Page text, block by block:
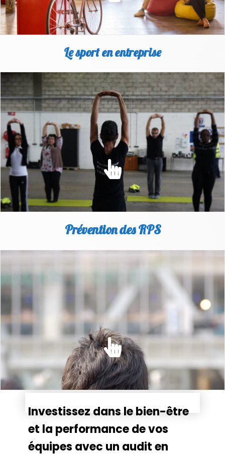
Le sport en entreprise
SPORT EN ENTREPRISE
Le manque d'exercice physique est l'un des principaux facteurs
de risque pour notre santé...
EN SAVOIR PLUS
Prévention des RPS
Dans le Code du travail, l'employeur est tenu d'évaluer
l'ensemble des risques auxquels sont....
EN SAVOIR PLUS
Investissez dans le bien-être
et la performance de vos
équipes avec un audit en